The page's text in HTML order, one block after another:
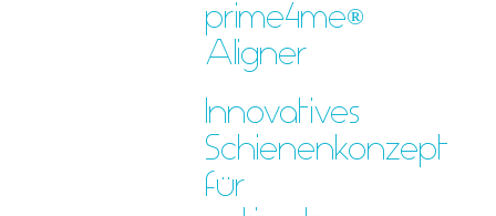
prime4me®
Aligner
Innovatives
Schienenkonzept
für